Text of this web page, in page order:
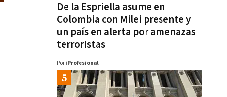
De la Espriella asume en
Colombia con Milei presente y
un país en alerta por amenazas
terroristas
Por iProfesional